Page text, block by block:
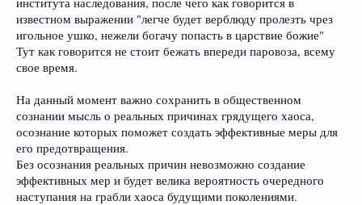
известном выражении "легче будет верблюду пролезть чрез
игольное ушко, нежели богачу попасть в царствие божие"
Тут как говорится не стоит бежать впереди паровоза, всему
свое время.
На данный момент важно сохранить в общественном
сознании мысль о реальных причинах грядущего хаоса,
осознание которых поможет создать эффективные меры для
его предотвращения.
Без осознания реальных причин невозможно создание
эффективных мер и будет велика вероятность очередного
наступания на грабли хаоса будущими поколениями.